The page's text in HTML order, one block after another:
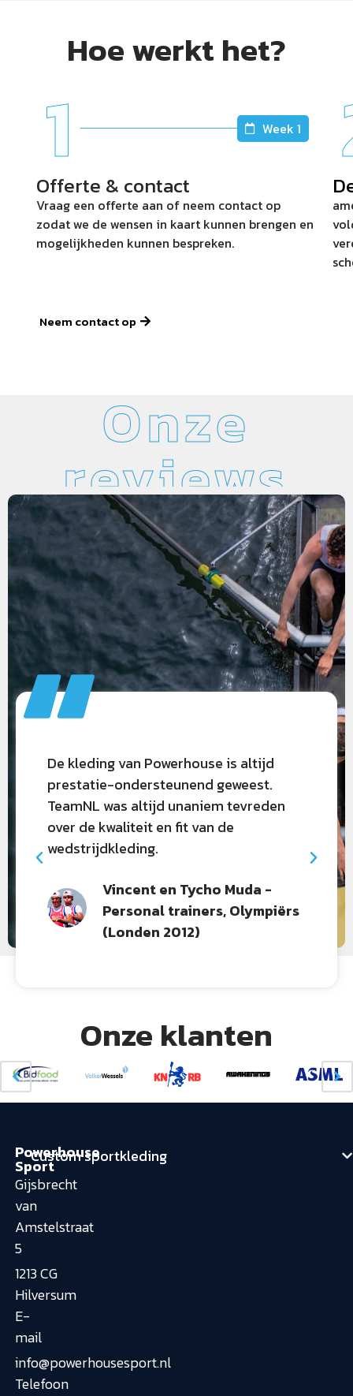
Hoe werkt het?
1 Week 1
Offerte & contact
Vraag een offerte aan of neem contact op
zodat we de wensen in kaart kunnen brengen en
mogelijkheden kunnen bespreken.
Neem contact op
Onze
reviews
De kleding van Powerhouse is altijd
prestatie-ondersteunend geweest.
TeamNL was altijd unaniem tevreden
over de kwaliteit en fit van de
wedstrijdkleding.
Vincent en Tycho Muda -
Personal trainers, Olympiërs
(Londen 2012)
Onze klanten
Powerhouse
Sport
Gijsbrecht
van
Amstelstraat
5
1213 CG
Hilversum
E-
mail
info@powerhousesport.nl
Telefoon
Custom sportkleding